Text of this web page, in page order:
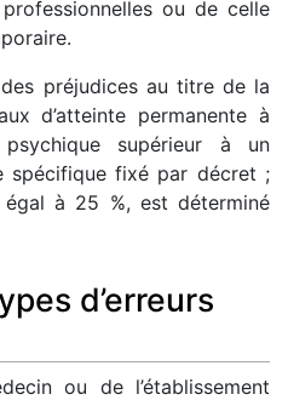
ou de celle
préjudices au titre de la
d’atteinte permanente à
supérieur à un
spécifique fixé par décret ;
à 25 %, est déterminé
d’erreurs
ou de l’établissement